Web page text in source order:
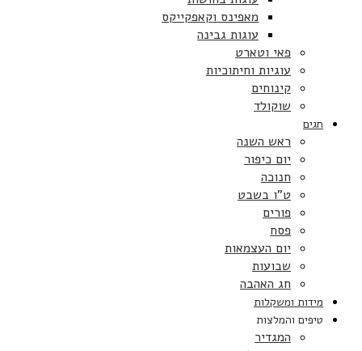
מאפינס וקאפקייקס
עוגות גבינה
פאי וטארט
עוגיות וחיתוכיות
קינוחים
שוקולד
חגים
ראש השנה
יום כיפור
חנוכה
ט”ו בשבט
פורים
פסח
יום העצמאות
שבועות
חג האהבה
מידות ומשקלות
טיפים והמלצות
המגדיר